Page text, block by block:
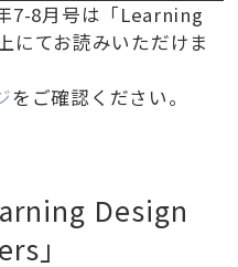
7-8月号は「Learning
てお読みいただけま
をご確認ください。
Design
」